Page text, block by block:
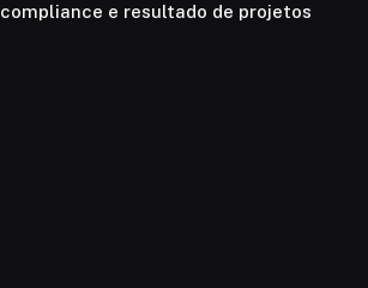
compliance e resultado de projetos